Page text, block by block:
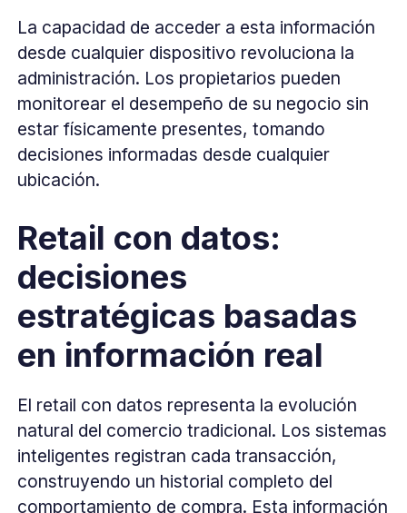
La capacidad de acceder a esta información
desde cualquier dispositivo revoluciona la
administración. Los propietarios pueden
monitorear el desempeño de su negocio sin
estar físicamente presentes, tomando
decisiones informadas desde cualquier
ubicación.
Retail con datos:
decisiones
estratégicas basadas
en información real
El retail con datos representa la evolución
natural del comercio tradicional. Los sistemas
inteligentes registran cada transacción,
construyendo un historial completo del
comportamiento de compra. Esta información